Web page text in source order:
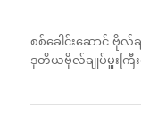
စစ်ခေါင်းဆောင် ဗိုလ်
ဒုတိယဗိုလ်ချုပ်မှူးကြီ